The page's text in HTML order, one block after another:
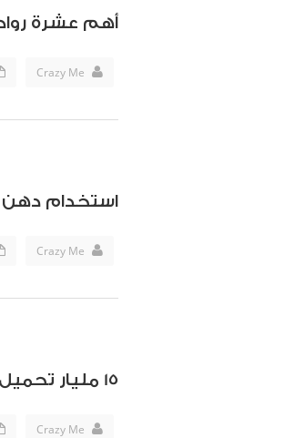
أهم عشرة رواد
Crazy Me
استخدام دهن
Crazy Me
15 مليار تحميل وأكثر من متجر “جوجل بلاي”
Crazy Me